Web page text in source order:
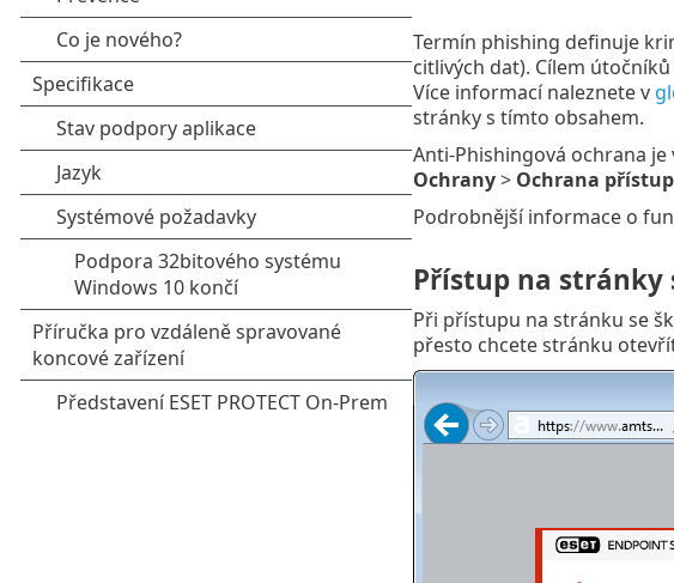
Termín phishing definuje
citlivých dat). Cílem
Více informací naleznete v
stránky s tímto obsahem.
Anti-Phishingová ochrana
Ochrany> Ochrana
Podrobnější informace o
Přístup na stránky
Při přístupu na stránku se
přesto chcete stránku